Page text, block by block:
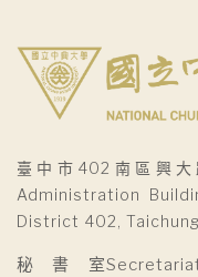
臺中市402南區興
Administration
District 402,
秘 書 室Secretariat